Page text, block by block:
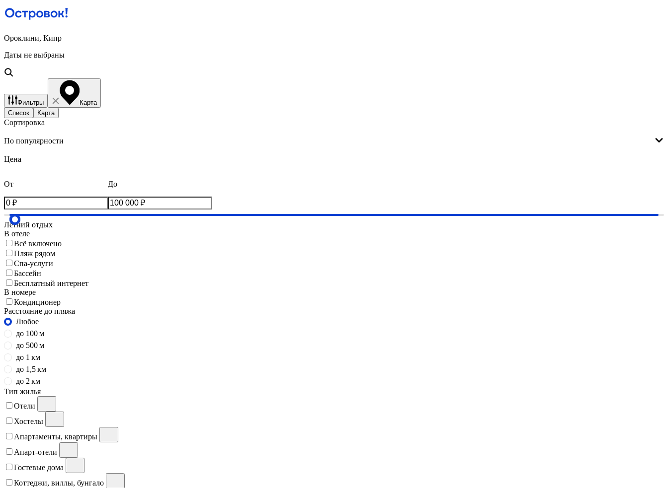
Ороклини, Кипр
Даты не выбраны
Фильтры
Карта
Список
Карта
Сортировка
По популярности
Цена
От До
Летний отдых
В отеле
Всё включено
Пляж рядом
Спа-услуги
Бассейн
Бесплатный интернет
В номере
Кондиционер
Расстояние до пляжа
Любое
до 100 м
до 500 м
до 1 км
до 1,5 км
до 2 км
Тип жилья
Отели
Хостелы
Апартаменты, квартиры
Апарт-отели
Гостевые дома
Коттеджи, виллы, бунгало